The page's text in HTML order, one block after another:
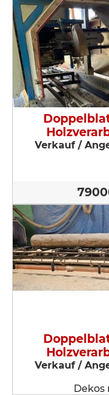
Verkauf /
Verkauf /
Dekos